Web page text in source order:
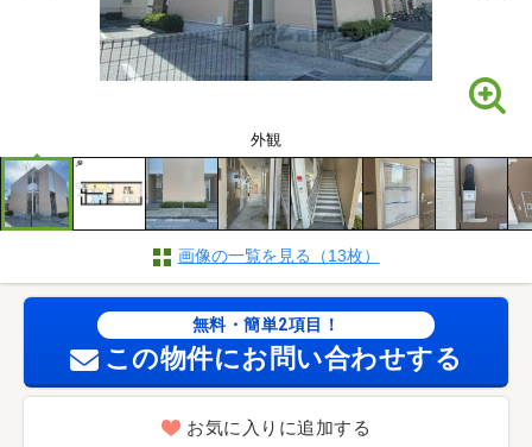
外観
画像の一覧を見る（13枚）
無料・簡単2項目！
この物件にお問い合わせする
お気に入りに追加する